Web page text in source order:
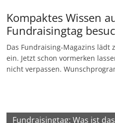
Kompaktes Wissen
Fundraisingtag
Das Fundraising-Magazins lädt
ein. Jetzt schon vormerken
nicht verpassen.
Fundraisingtag: Was ist